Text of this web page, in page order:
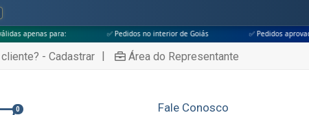
✅ Pedidos no interior de Goiás ✅ Pedidos aprovados até às 18h
- Cadastrar | Área do Representante
0 Fale Conosco